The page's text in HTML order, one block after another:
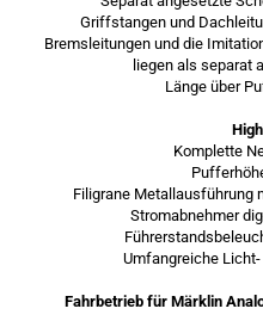
Griffstangen und
Bremsleitungen und die
liegen als separat
Länge über
Komplette
Filigrane Metallausführung
Stromabnehmer
Umfangreiche
Fahrbetrieb für Märklin